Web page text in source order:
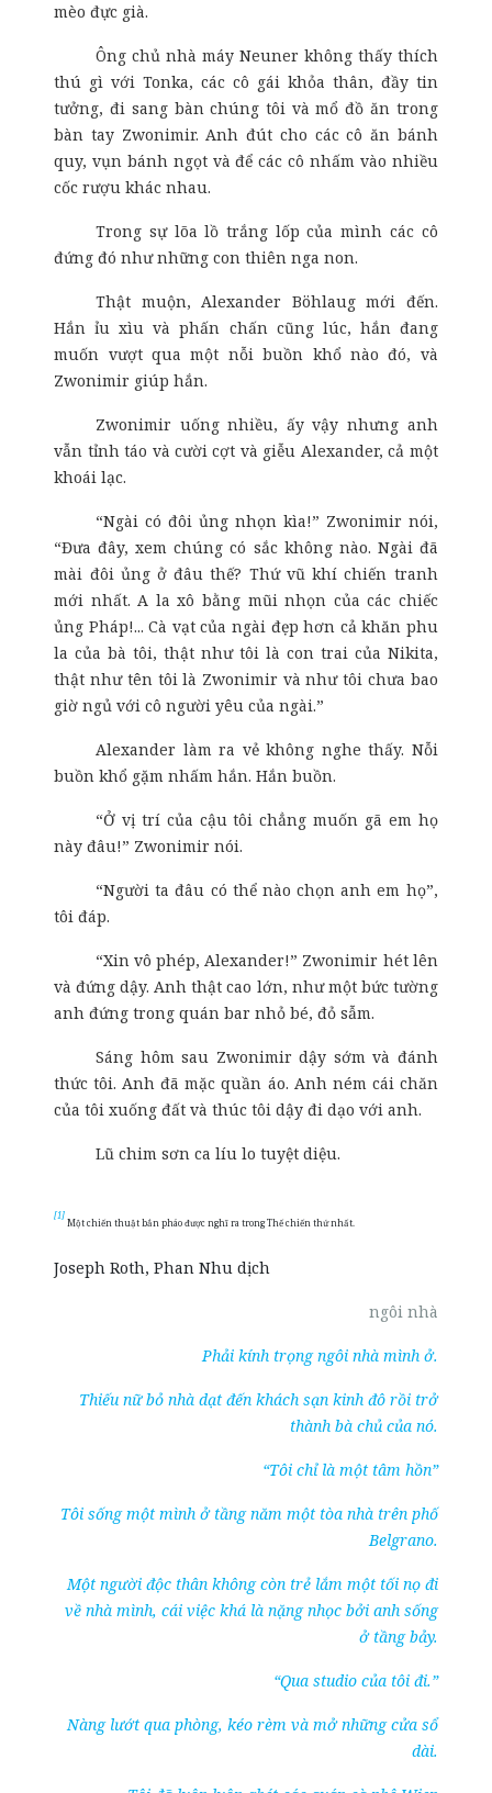
mèo đực già.
Ông chủ nhà máy Neuner không thấy thích
thú gì với Tonka, các cô gái khỏa thân, đầy tin
tưởng, đi sang bàn chúng tôi và mổ đồ ăn trong
bàn tay Zwonimir. Anh đút cho các cô ăn bánh
quy, vụn bánh ngọt và để các cô nhấm vào nhiều
cốc rượu khác nhau.
Trong sự lõa lồ trắng lốp của mình các cô
đứng đó như những con thiên nga non.
Thật muộn, Alexander Böhlaug mới đến.
Hắn ỉu xìu và phấn chấn cũng lúc, hắn đang
muốn vượt qua một nỗi buồn khổ nào đó, và
Zwonimir giúp hắn.
Zwonimir uống nhiều, ấy vậy nhưng anh
vẫn tỉnh táo và cười cợt và giễu Alexander, cả một
khoái lạc.
“Ngài có đôi ủng nhọn kìa!” Zwonimir nói,
“Đưa đây, xem chúng có sắc không nào. Ngài đã
mài đôi ủng ở đâu thế? Thứ vũ khí chiến tranh
mới nhất. A la xô bằng mũi nhọn của các chiếc
ủng Pháp!... Cà vạt của ngài đẹp hơn cả khăn phu
la của bà tôi, thật như tôi là con trai của Nikita,
thật như tên tôi là Zwonimir và như tôi chưa bao
giờ ngủ với cô người yêu của ngài.”
Alexander làm ra vẻ không nghe thấy. Nỗi
buồn khổ gặm nhấm hắn. Hắn buồn.
“Ở vị trí của cậu tôi chẳng muốn gã em họ
này đâu!” Zwonimir nói.
“Người ta đâu có thể nào chọn anh em họ”,
tôi đáp.
“Xin vô phép, Alexander!” Zwonimir hét lên
và đứng dậy. Anh thật cao lớn, như một bức tường
anh đứng trong quán bar nhỏ bé, đỏ sẫm.
Sáng hôm sau Zwonimir dậy sớm và đánh
thức tôi. Anh đã mặc quần áo. Anh ném cái chăn
của tôi xuống đất và thúc tôi dậy đi dạo với anh.
Lũ chim sơn ca líu lo tuyệt diệu.
[1]
Một chiến thuật bắn pháo được nghĩ ra trong Thế chiến thứ nhất.
Joseph Roth, Phan Nhu dịch
ngôi nhà
Phải kính trọng ngôi nhà mình ở.
Thiếu nữ bỏ nhà dạt đến khách sạn kinh đô rồi trở
thành bà chủ của nó.
“Tôi chỉ là một tâm hồn”
Tôi sống một mình ở tầng năm một tòa nhà trên phố
Belgrano.
Một người độc thân không còn trẻ lắm một tối nọ đi
về nhà mình, cái việc khá là nặng nhọc bởi anh sống
ở tầng bảy.
“Qua studio của tôi đi.”
Nàng lướt qua phòng, kéo rèm và mở những cửa sổ
dài.